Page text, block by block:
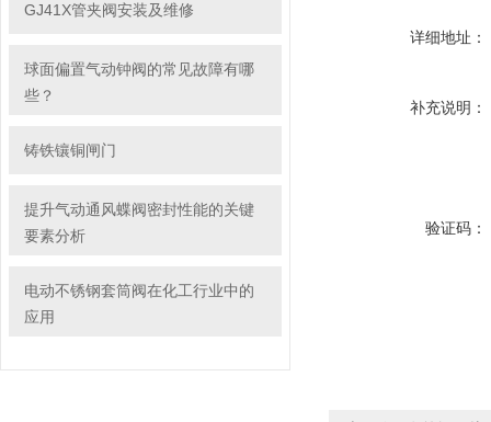
GJ41X管夹阀安装及维修
球面偏置气动钟阀的常见故障有哪
些？
铸铁镶铜闸门
提升气动通风蝶阀密封性能的关键
要素分析
电动不锈钢套筒阀在化工行业中的
应用
详细地址：
补充说明：
验证码：